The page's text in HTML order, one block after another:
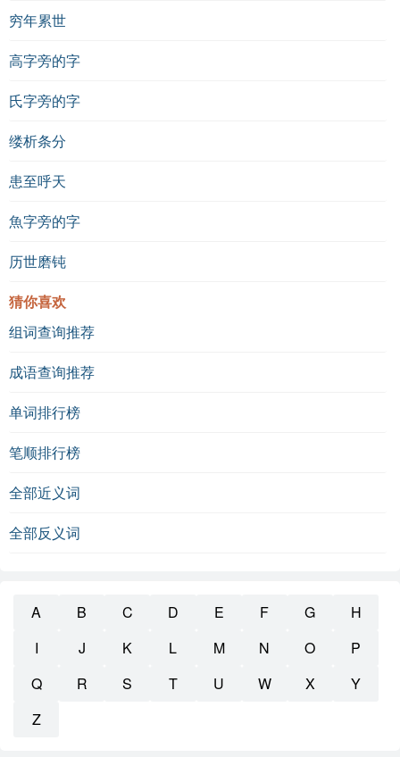
穷年累世
高字旁的字
氏字旁的字
缕析条分
患至呼天
魚字旁的字
历世磨钝
猜你喜欢
组词查询推荐
成语查询推荐
单词排行榜
笔顺排行榜
全部近义词
全部反义词
A B C D E F G
H
I
J K L M N O
P
Q
R S T U W X
Y
Z